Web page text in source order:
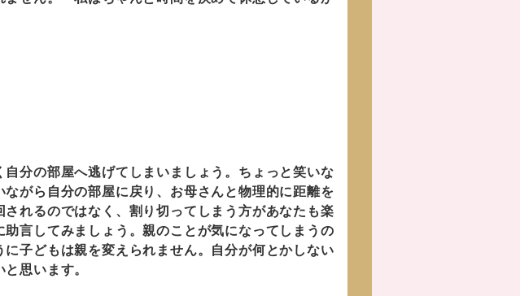
分の部屋へ逃げてしまいましょう。ちょっと笑いな
がら自分の部屋に戻り、お母さんと物理的に距離を
れるのではなく、割り切ってしまう方があなたも楽
言してみましょう。親のことが気になってしまうの
子どもは親を変えられません。自分が何とかしない
思います。